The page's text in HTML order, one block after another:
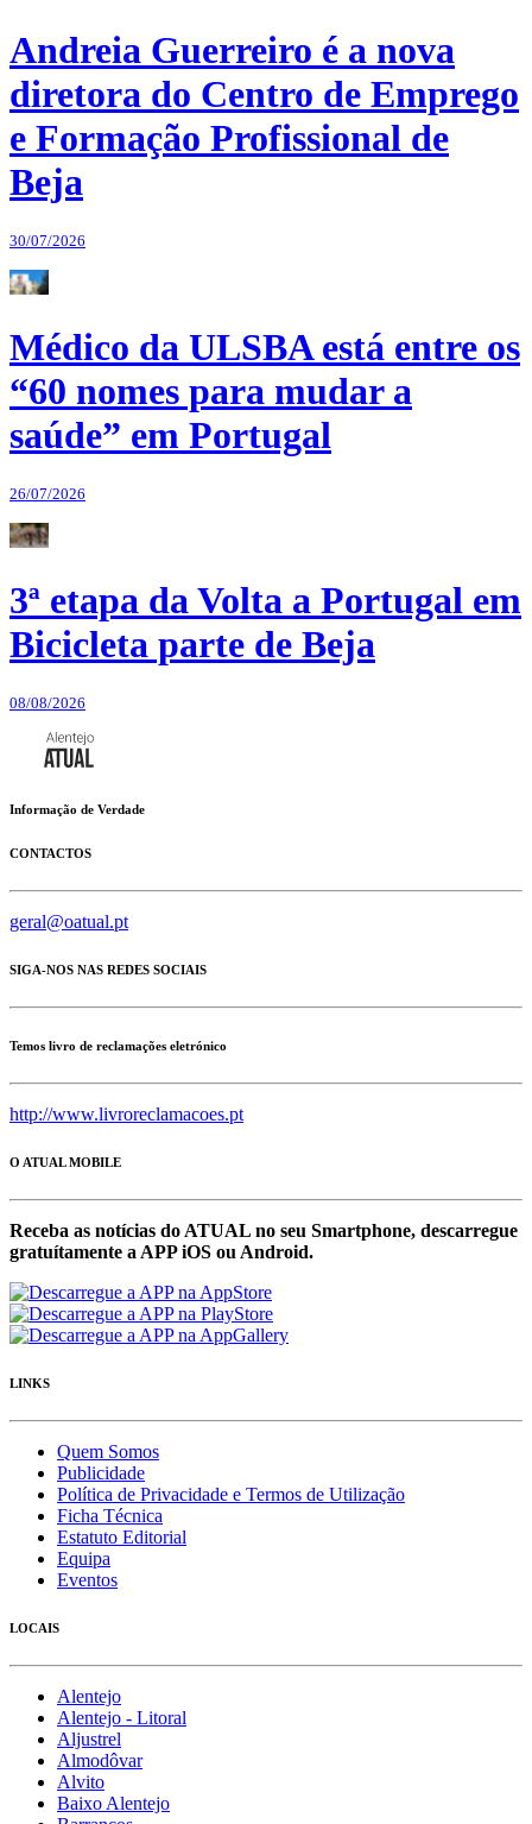
Andreia Guerreiro é a nova
diretora do Centro de Emprego
e Formação Profissional de
Beja
30/07/2026
Médico da ULSBA está entre os
“60 nomes para mudar a
saúde” em Portugal
26/07/2026
3ª etapa da Volta a Portugal em
Bicicleta parte de Beja
08/08/2026
Informação de Verdade
CONTACTOS
geral@oatual.pt
SIGA-NOS NAS REDES SOCIAIS
Temos livro de reclamações eletrónico
http://www.livroreclamacoes.pt
O ATUAL MOBILE
Receba as notícias do ATUAL no seu Smartphone, descarregue
gratuítamente a APP iOS ou Android.
LINKS
Quem Somos
Publicidade
Política de Privacidade e Termos de Utilização
Ficha Técnica
Estatuto Editorial
Equipa
Eventos
LOCAIS
Alentejo
Alentejo - Litoral
Aljustrel
Almodôvar
Alvito
Baixo Alentejo